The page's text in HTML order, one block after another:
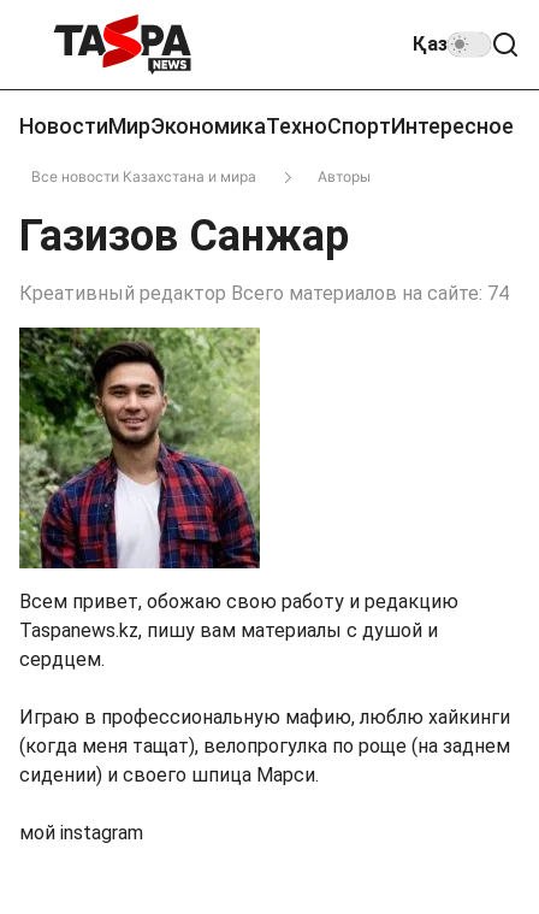
Қаз
НовостиМирЭкономикаТехноСпортИнтересное
Все новости Казахстана и мира Авторы
Газизов Санжар
Креативный редактор Всего материалов на сайте: 74
Всем привет, обожаю свою работу и редакцию
Taspanews.kz, пишу вам материалы с душой и
сердцем.
Играю в профессиональную мафию, люблю хайкинги
(когда меня тащат), велопрогулка по роще (на заднем
сидении) и своего шпица Марси.
мой instagram